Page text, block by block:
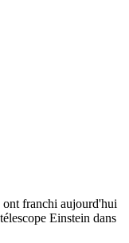
ont franchi aujourd'hui
Einstein dans